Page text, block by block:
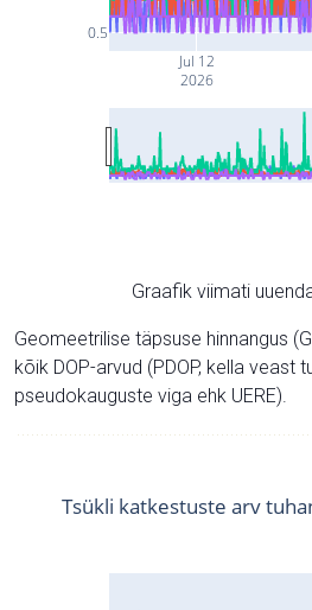
Jul 12
2026
0.5
Graafik viimati
Geomeetrilise täpsuse hinnangus
kõik DOP-arvud (PDOP, kella veast
pseudokauguste viga ehk UERE).
Tsükli katkestuste arv